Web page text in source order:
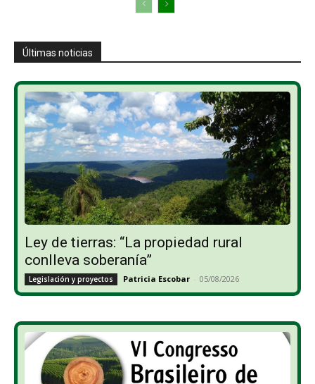
Últimas noticias
Ley de tierras: “La propiedad rural
conlleva soberanía”
Legislación y proyectos Patricia Escobar - 05/08/2026